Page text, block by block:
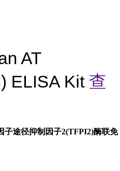
AT
ELISA Kit 查
子途径抑制因子2(TFPI2)酶联免